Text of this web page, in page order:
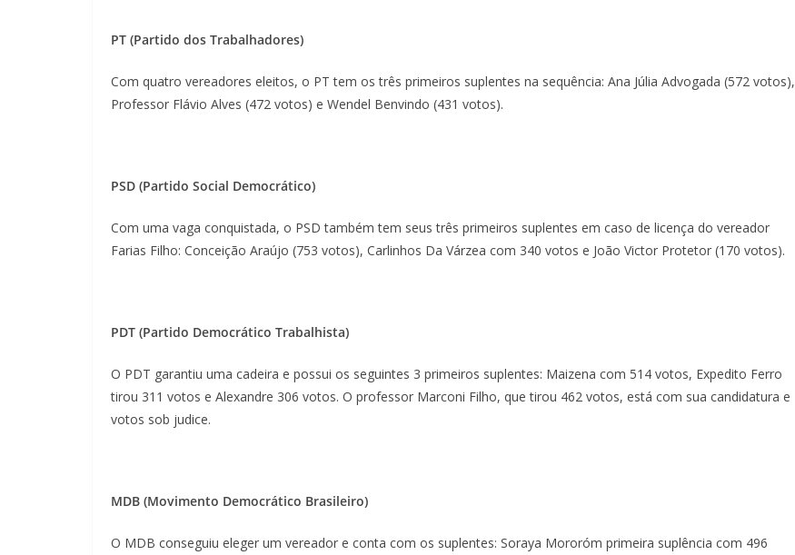
PT (Partido dos Trabalhadores)
Com quatro vereadores eleitos, o PT tem os três primeiros suplentes na sequência: Ana Júlia Advogada (572 votos),
Professor Flávio Alves (472 votos) e Wendel Benvindo (431 votos).
PSD (Partido Social Democrático)
Com uma vaga conquistada, o PSD também tem seus três primeiros suplentes em caso de licença do vereador
Farias Filho: Conceição Araújo (753 votos), Carlinhos Da Várzea com 340 votos e João Victor Protetor (170 votos).
PDT (Partido Democrático Trabalhista)
O PDT garantiu uma cadeira e possui os seguintes 3 primeiros suplentes: Maizena com 514 votos, Expedito Ferro
tirou 311 votos e Alexandre 306 votos. O professor Marconi Filho, que tirou 462 votos, está com sua candidatura e
votos sob judice.
MDB (Movimento Democrático Brasileiro)
O MDB conseguiu eleger um vereador e conta com os suplentes: Soraya Mororóm primeira suplência com 496